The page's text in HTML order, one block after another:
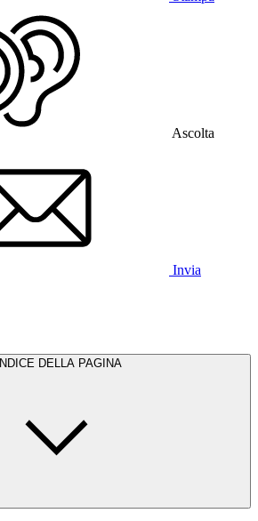
Ascolta
Invia
INDICE DELLA PAGINA